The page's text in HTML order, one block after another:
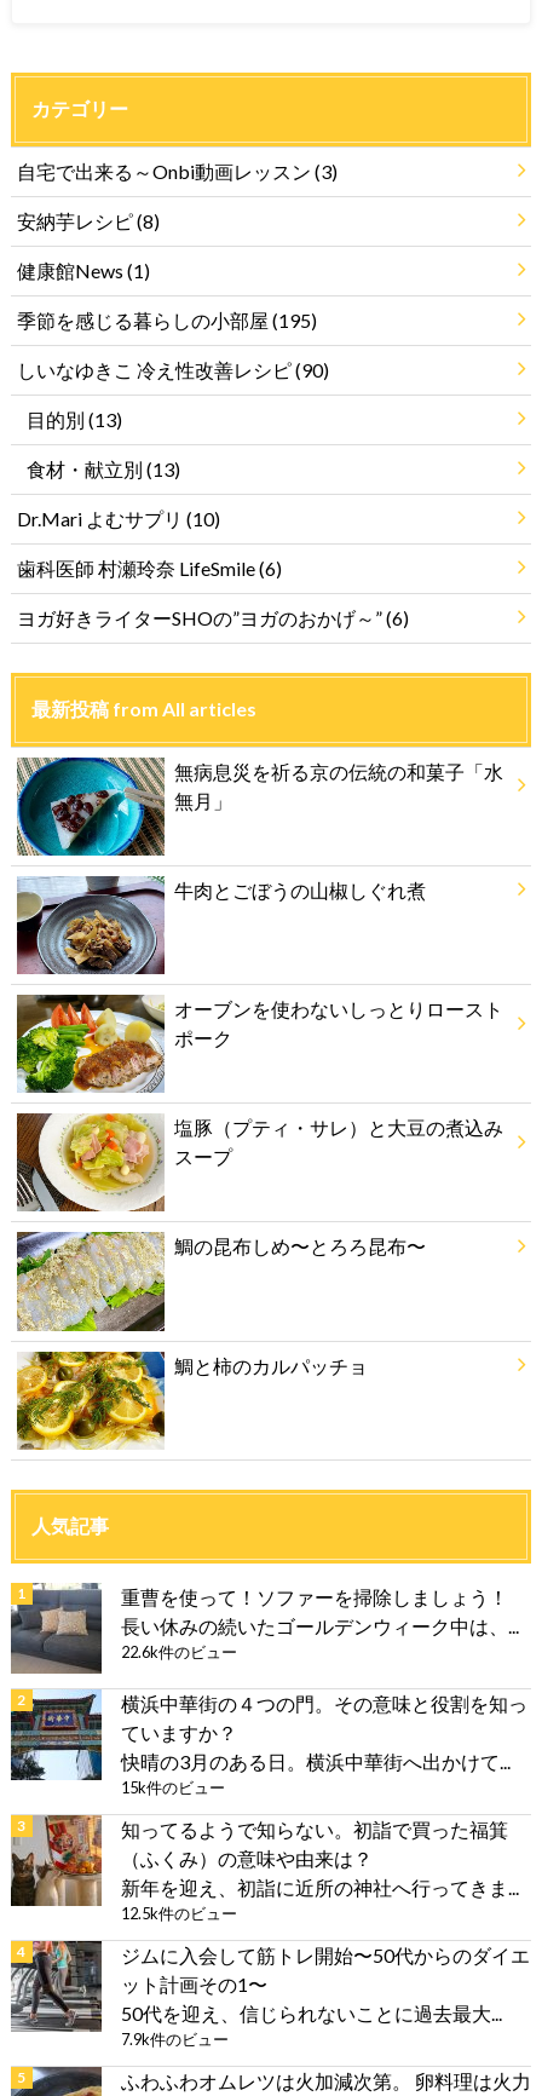
カテゴリー
自宅で出来る～Onbi動画レッスン (3)
安納芋レシピ(8)
健康館News (1)
季節を感じる暮らしの小部屋 (195)
しいなゆきこ 冷え性改善レシピ(90)
目的別 (13)
食材・献立別 (13)
Dr.Mari よむサプリ (10)
歯科医師 村瀬玲奈 LifeSmile(6)
ヨガ好きライターSHOの”ヨガのおかげ～”(6)
最新投稿 from All articles
無病息災を祈る京の伝統の和菓子「水
無月」
牛肉とごぼうの山椒しぐれ煮
オーブンを使わないしっとりロースト
ポーク
塩豚（プティ・サレ）と大豆の煮込み
スープ
鯛の昆布しめ〜とろろ昆布〜
鯛と柿のカルパッチョ
人気記事
重曹を使って！ソファーを掃除しましょう！
長い休みの続いたゴールデンウィーク中は、...
22.6k件のビュー
横浜中華街の４つの門。その意味と役割を知っ
ていますか？
快晴の3月のある日。横浜中華街へ出かけて...
15k件のビュー
知ってるようで知らない。初詣で買った福箕
（ふくみ）の意味や由来は？
新年を迎え、初詣に近所の神社へ行ってきま...
12.5k件のビュー
ジムに入会して筋トレ開始〜50代からのダイエ
ット計画その1〜
50代を迎え、信じられないことに過去最大...
7.9k件のビュー
ふわふわオムレツは火加減次第。 卵料理は火力